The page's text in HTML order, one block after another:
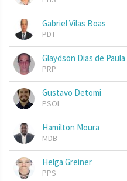
Gabriel Vilas Boas
PDT
Glaydson Dias de Paula
PRP
Gustavo Detomi
PSOL
Hamilton Moura
MDB
Helga Greiner
PPS